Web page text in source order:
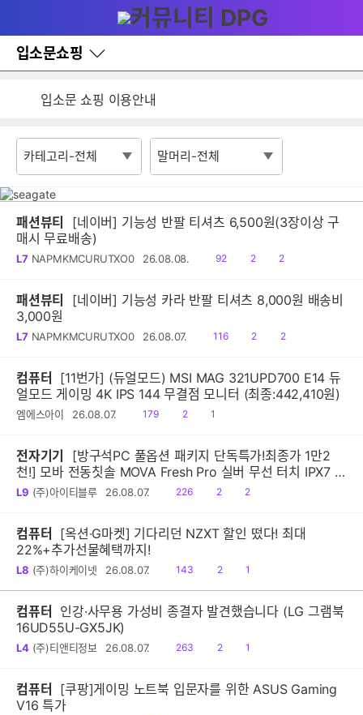
와
홈
입소문쇼핑
바
로
기
어
잦은 오류, PC속도 잡자! PC안정화 위해 이건 꼭!
입소문 쇼핑 이용안내
패션뷰티
[네이버] 기능성 반팔 티셔츠 6,500원(3장이상 구
매시 무료배송)
L7 NAPMKMCURUTXO0 26.08.08.
읽
92
공
2
댓
2
패션뷰티
[네이버] 기능성 카라 반팔 티셔츠 8,000원 배송비
3,000원
L7 NAPMKMCURUTXO0 26.08.07.
읽
116
공
2
댓
2
컴퓨터
[11번가] (듀얼모드) MSI MAG 321UPD700 E14 듀
얼모드 게이밍 4K IPS 144 무결점 모니터 (최종:442,410원)
엠에스아이 26.08.07.
읽
179
공
2
댓1
전자기기
[방구석PC 풀옵션 패키지 단독특가!최종가 1만2
천!] 모바 전동칫솔 MOVA Fresh Pro 실버 무선 터치 IPX7 방
수 10단계 진동 음파 전동칫솔
L9 (주)아이티블루 26.08.07.
읽
226
공
2
댓
2
컴퓨터
[옥션·G마켓] 기다리던 NZXT 할인 떴다! 최대
22%+추가선물혜택까지!
L8 (주)하이케이넷 26.08.07.
읽
143
공
2
댓1
컴퓨터
인강·사무용 가성비 종결자 발견했습니다 (LG 그램북
16UD55U-GX5JK)
L4 (주)티앤티정보 26.08.07.
읽
263
공
2
댓1
컴퓨터
[쿠팡]게이밍 노트북 입문자를 위한 ASUS Gaming
V16 특가